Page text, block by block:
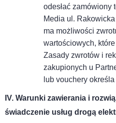
odesłać zamówiony
Media ul.
ma możliwości
wartościowych,
Zasady zwrotów i
zakupionych u
lub vouchery
IV. Warunki zawierania i
świadczenie usług drogą